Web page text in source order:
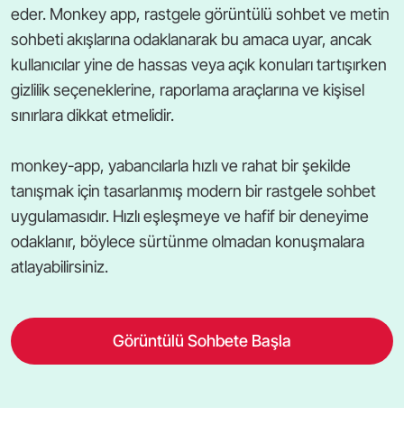
eder. Monkey app, rastgele görüntülü sohbet ve metin
sohbeti akışlarına odaklanarak bu amaca uyar, ancak
kullanıcılar yine de hassas veya açık konuları tartışırken
gizlilik seçeneklerine, raporlama araçlarına ve kişisel
sınırlara dikkat etmelidir.
monkey-app, yabancılarla hızlı ve rahat bir şekilde
tanışmak için tasarlanmış modern bir rastgele sohbet
uygulamasıdır. Hızlı eşleşmeye ve hafif bir deneyime
odaklanır, böylece sürtünme olmadan konuşmalara
atlayabilirsiniz.
Görüntülü Sohbete Başla